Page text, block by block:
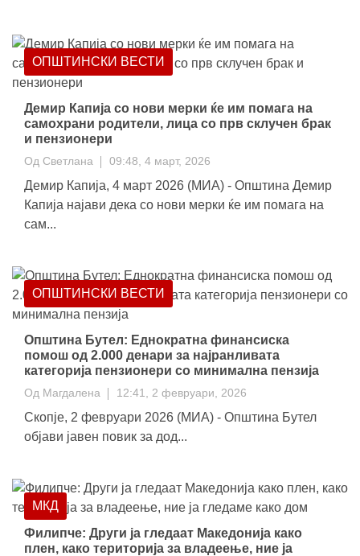
ОПШТИНСКИ ВЕСТИ
Демир Капија со нови мерки ќе им помага на
самохрани родители, лица со прв склучен брак
и пензионери
Од Светлана 09:48, 4 март, 2026
Демир Капија, 4 март 2026 (МИА) - Општина Демир
Капија најави дека со нови мерки ќе им помага на
сам...
ОПШТИНСКИ ВЕСТИ
Општина Бутел: Eднократна финансиска
помош од 2.000 денари за најранливата
категорија пензионери со минимална пензија
Од Магдалена 12:41, 2 февруари, 2026
Скопје, 2 февруари 2026 (МИА) - Општина Бутел
објави јавен повик за дод...
МКД
Филипче: Други ја гледаат Македонија како
плен, како територија за владеење, ние ја